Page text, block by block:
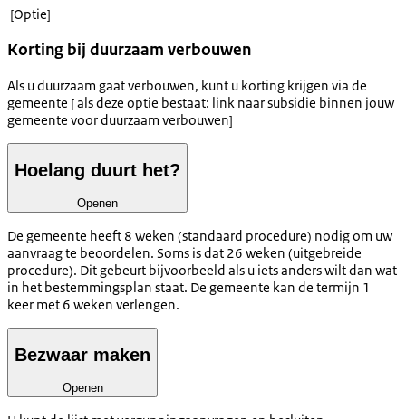
[Optie]
Korting bij duurzaam verbouwen
Als u duurzaam gaat verbouwen, kunt u korting krijgen via de
gemeente [ als deze optie bestaat: link naar subsidie binnen jouw
gemeente voor duurzaam verbouwen]
Hoelang duurt het?
Openen
De gemeente heeft 8 weken (standaard procedure) nodig om uw
aanvraag te beoordelen. Soms is dat 26 weken (uitgebreide
procedure). Dit gebeurt bijvoorbeeld als u iets anders wilt dan wat
in het bestemmingsplan staat. De gemeente kan de termijn 1
keer met 6 weken verlengen.
Bezwaar maken
Openen